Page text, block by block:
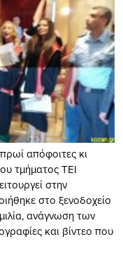
απόφοιτες κι
τμήματος ΤΕΙ
στην
στο ξενοδοχείο
ανάγνωση των
και βίντεο που